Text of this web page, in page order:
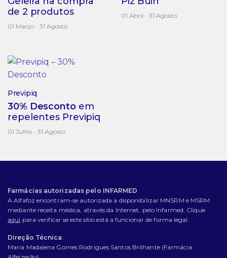
de 2 produtos
01 Março - 31 Agosto
01 Abril - 31 Agosto
Previpiq
30% Desconto em
repelentes Previpiq
01 Julho - 31 Agosto
Farmácias autorizadas pelo INFARMED
A Alfafoz encontram-se autorizada a disponibilizar MNSRM e MSRM
mediante receita médica, através da Internet, pelo Infarmed. Clique
aqui para verificar se este sítio está a funcionar de forma legal.
Direção Técnica:
Maria Madalena Gomes Rodrigues Santos Brilhante (Farmácia